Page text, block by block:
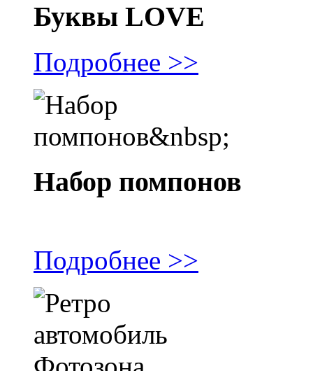
Буквы LOVE
Подробнее >>
Набор помпонов
Подробнее >>